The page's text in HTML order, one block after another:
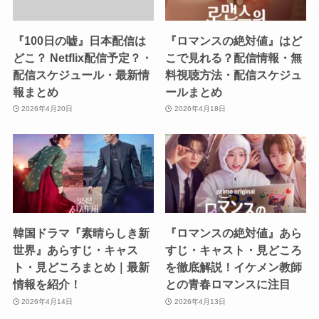
『100日の嘘』日本配信は
どこ？ Netflix配信予定？・
配信スケジュール・最新情
報まとめ
2026年4月20日
『ロマンスの絶対値』はど
こで見れる？配信情報・無
料視聴方法・配信スケジュ
ールまとめ
2026年4月18日
韓国ドラマ『素晴らしき新
世界』あらすじ・キャス
ト・見どころまとめ｜最新
情報を紹介！
2026年4月14日
『ロマンスの絶対値』あら
すじ・キャスト・見どころ
を徹底解説！イケメン教師
との青春ロマンスに注目
2026年4月13日